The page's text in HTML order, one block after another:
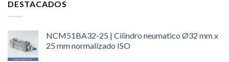
DESTACADOS
NCM51BA32-25 | Cilindro neumatico Ø32 mm x
25 mm normalizado ISO